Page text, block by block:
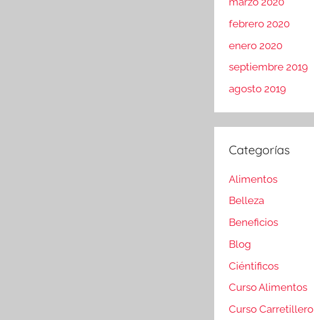
febrero 2020
enero 2020
septiembre 2019
agosto 2019
Categorías
Alimentos
Belleza
Beneficios
Blog
Ciéntificos
Curso Alimentos
Curso Carretillero